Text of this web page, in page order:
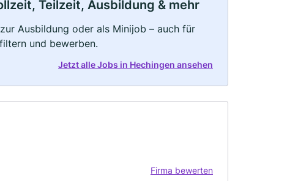
Teilzeit, Ausbildung & mehr
Ausbildung oder als Minijob – auch für
und bewerben.
Jetzt alle Jobs in Hechingen ansehen
Firma bewerten